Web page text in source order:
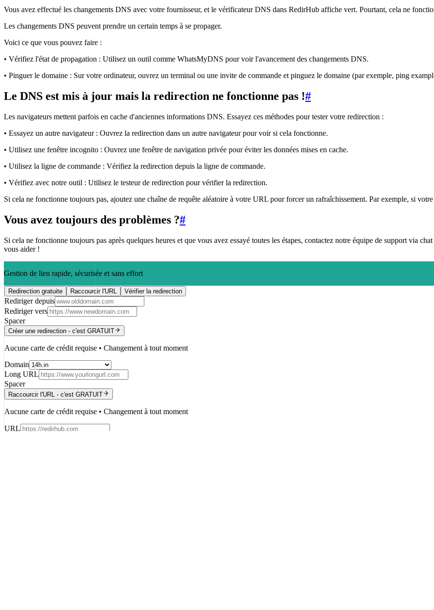
Vous avez effectué les changements DNS avec votre fournisseur, et le vérificateur DNS dans RedirHub affiche vert. Pourtant, cela ne
Les changements DNS peuvent prendre un certain temps à se propager.
Voici ce que vous pouvez faire :
• Vérifiez l'état de propagation : Utilisez un outil comme WhatsMyDNS pour voir l'avancement des changements DNS.
• Pinguer le domaine : Sur votre ordinateur, ouvrez un terminal ou une invite de commande et pinguez le domaine (par exemple, ping
Le DNS est mis à jour mais la redirection ne fonctionne pas !#
Les navigateurs mettent parfois en cache d'anciennes informations DNS. Essayez ces méthodes pour tester votre redirection :
• Essayez un autre navigateur : Ouvrez la redirection dans un autre navigateur pour voir si cela fonctionne.
• Utilisez une fenêtre incognito : Ouvrez une fenêtre de navigation privée pour éviter les données mises en cache.
• Utilisez la ligne de commande : Vérifiez la redirection depuis la ligne de commande.
• Vérifiez avec notre outil : Utilisez le testeur de redirection pour vérifier la redirection.
Si cela ne fonctionne toujours pas, ajoutez une chaîne de requête aléatoire à votre URL pour forcer un rafraîchissement. Par exemple, si
Vous avez toujours des problèmes ?#
Si cela ne fonctionne toujours pas après quelques heures et que vous avez essayé toutes les étapes, contactez notre équipe de support via
vous aider !
Gestion de lien rapide, sécurisée et sans effort
Redirection gratuite Raccourcir l'URL Vérifier la redirection
Rediriger depuis
Rediriger vers
Spacer
Créer une redirection - c'est GRATUIT
Aucune carte de crédit requise • Changement à tout moment
Domain
Long URL
Spacer
Raccourcir l'URL - c'est GRATUIT
Aucune carte de crédit requise • Changement à tout moment
URL